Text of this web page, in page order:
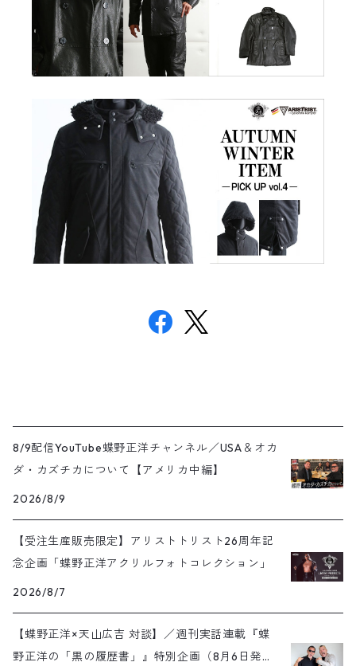
8/9配信YouTube蝶野正洋チャンネル／USA＆オカ
ダ・カズチカについて【アメリカ中編】
2026/8/9
【受注生産販売限定】アリストトリスト26周年記
念企画「蝶野正洋アクリルフォトコレクション」
2026/8/7
【蝶野正洋×天山広吉 対談】／週刊実話連載『蝶
野正洋の「黒の履歴書」』特別企画（8月6日発売